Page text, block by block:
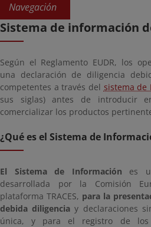
Navegación
Sistema de información
Según el Reglamento EUDR, los
una declaración de diligencia
competentes a través del sistema de
sus siglas) antes de introducir
comercializar los productos
¿Qué es el Sistema de
El Sistema de Información es
desarrollada por la Comisión
plataforma TRACES, para la
debida diligencia y declaraciones
única, y para el registro de los